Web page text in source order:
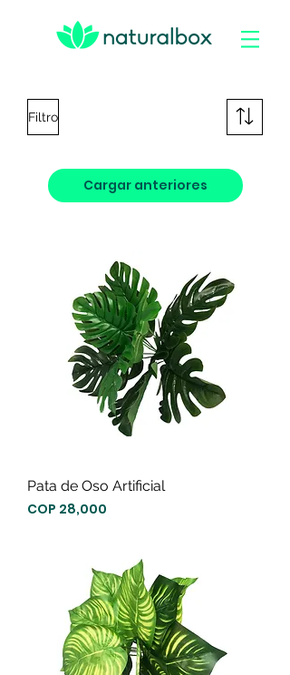
Filtro
Cargar anteriores
Pata de Oso Artificial
Precio
COP 28,000